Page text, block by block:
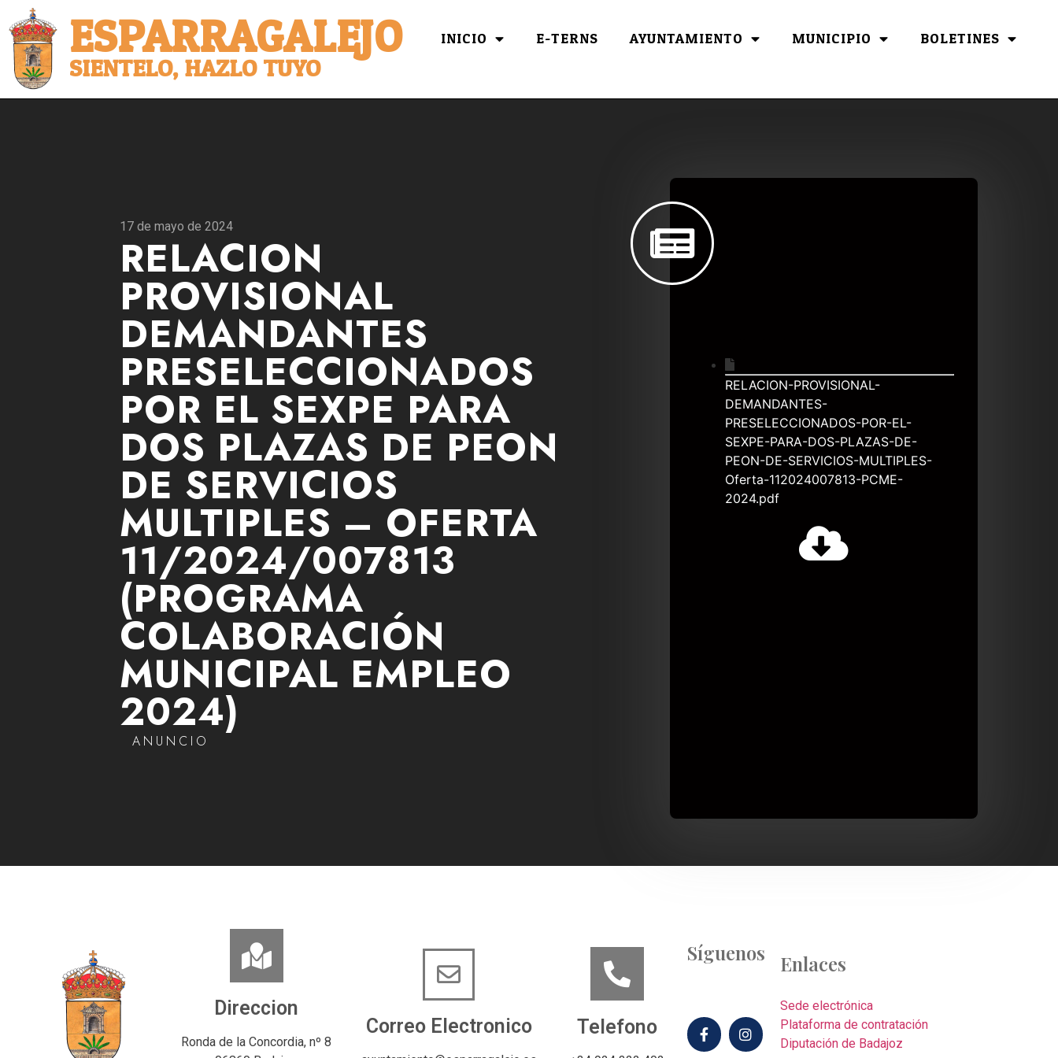
ESPARRAGALEJO
SIENTELO, HAZLO TUYO
INICIO E-TERNS AYUNTAMIENTO MUNICIPIO BOLETINES
17 de mayo de 2024
RELACION
PROVISIONAL
DEMANDANTES
PRESELECCIONADOS
POR EL SEXPE PARA
DOS PLAZAS DE PEON
DE SERVICIOS
MULTIPLES – OFERTA
11/2024/007813
(PROGRAMA
COLABORACIÓN
MUNICIPAL EMPLEO
2024)
ANUNCIO
RELACION-PROVISIONAL-
DEMANDANTES-
PRESELECCIONADOS-POR-EL-
SEXPE-PARA-DOS-PLAZAS-DE-
PEON-DE-SERVICIOS-MULTIPLES-
Oferta-112024007813-PCME-
2024.pdf
Direccion
Ronda de la Concordia, nº 8
Correo Electronico Telefono
Síguenos Enlaces
Sede electrónica
Plataforma de contratación
Diputación de Badajoz